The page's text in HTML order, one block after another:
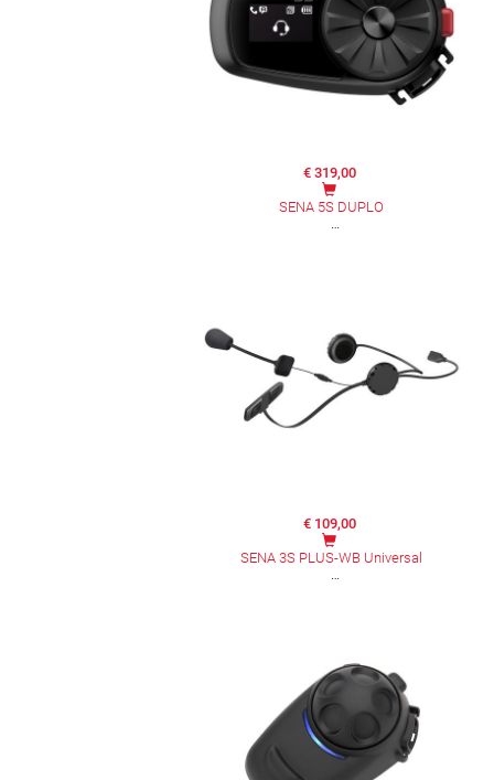
€ 319,00
SENA 5S DUPLO
€ 109,00
SENA 3S PLUS-WB Universal